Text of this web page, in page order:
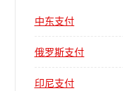
中东支付
俄罗斯支付
印尼支付